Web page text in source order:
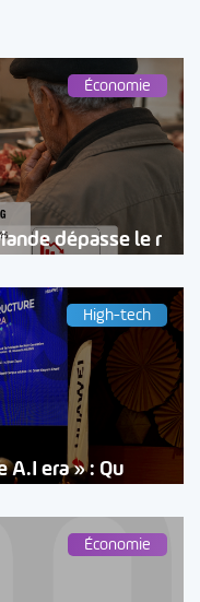
Économie
dépasse le r
High-tech
era » : Qu
Économie